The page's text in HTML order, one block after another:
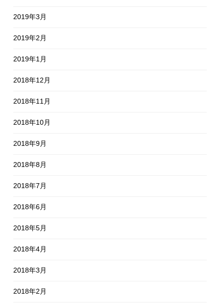
2019年3月
2019年2月
2019年1月
2018年12月
2018年11月
2018年10月
2018年9月
2018年8月
2018年7月
2018年6月
2018年5月
2018年4月
2018年3月
2018年2月